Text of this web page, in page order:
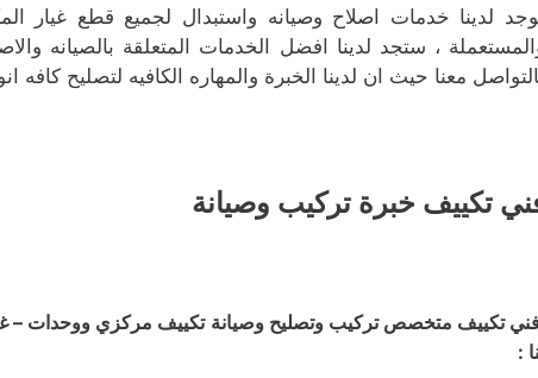
لدينا خدمات اصلاح وصيانه واستبدال لجميع قطع غيار
، ستجد لدينا افضل الخدمات المتعلقة بالصيانه
معنا حيث ان لدينا الخبرة والمهاره الكافيه لتصليح كافه
تكييف خبرة تركيب وصيانة
تكييف متخصص تركيب وتصليح وصيانة تكييف مركزي ووحدات –
: